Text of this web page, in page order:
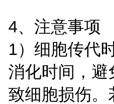
4、注意事项
1）细胞传代
消化时间，避
致细胞损伤。